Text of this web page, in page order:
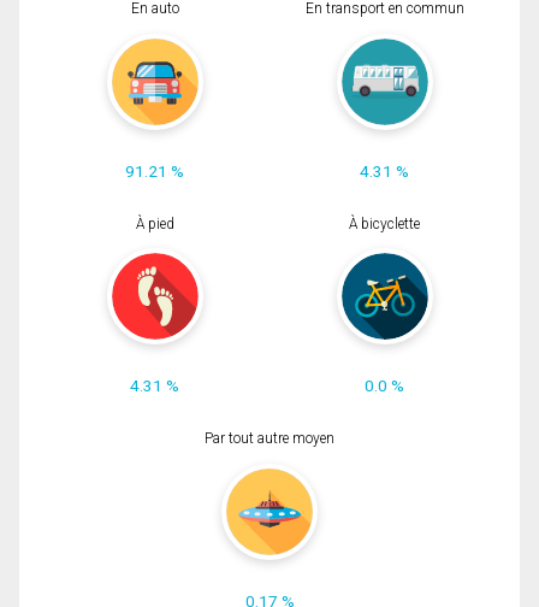
En auto
91.21 %
En transport en commun
4.31 %
À pied
4.31 %
À bicyclette
0.0 %
Par tout autre moyen
0.17 %